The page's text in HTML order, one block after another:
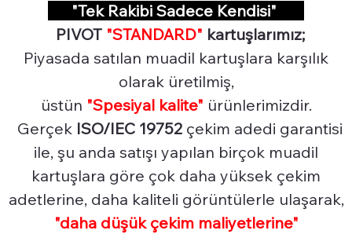
"Tek Rakibi Sadece Kendisi"
PIVOT "STANDARD" kartuşlarımız;
Piyasada satılan muadil kartuşlara karşılık
olarak üretilmiş,
üstün "Spesiyal kalite" ürünlerimizdir.
Gerçek ISO/IEC 19752 çekim adedi garantisi
ile, şu anda satışı yapılan birçok muadil
kartuşlara göre çok daha yüksek çekim
adetlerine, daha kaliteli görüntülerle ulaşarak,
"daha düşük çekim maliyetlerine"